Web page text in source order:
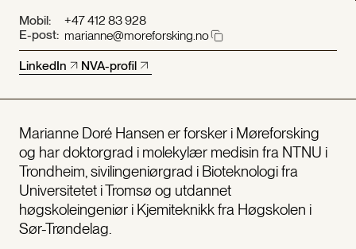
Mobil:
+47 412 83 928
E-post: marianne@moreforsking.no
LinkedIn
NVA-profil
Marianne Doré Hansen er forsker i Møreforsking
og har doktorgrad i molekylær medisin fra NTNU i
Trondheim, sivilingeniørgrad i Bioteknologi fra
Universitetet i Tromsø og utdannet
høgskoleingeniør i Kjemiteknikk fra Høgskolen i
Sør-Trøndelag.